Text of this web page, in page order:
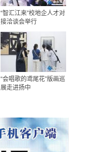
“智汇江来”校地企人才对
接洽谈会举行
“会唱歌的鸢尾花”版画巡
展走进扬中